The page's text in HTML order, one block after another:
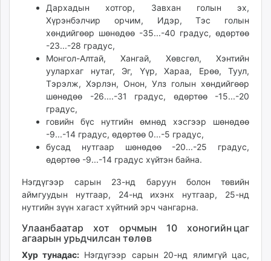
Дархадын хотгор, Завхан голын эх,
Хүрэнбэлчир орчим, Идэр, Тэс голын
хөндийгөөр шөнөдөө -35...-40 градус, өдөртөө
-23...-28 градус,
Монгол-Алтай, Хангай, Хөвсгөл, Хэнтийн
уулархаг нутаг, Эг, Үүр, Хараа, Ерөө, Туул,
Тэрэлж, Хэрлэн, Онон, Улз голын хөндийгөөр
шөнөдөө -26....-31 градус, өдөртөө -15...-20
градус,
говийн бүс нутгийн өмнөд хэсгээр шөнөдөө
-9...-14 градус, өдөртөө 0...-5 градус,
бусад нутгаар шөнөдөө -20...-25 градус,
өдөртөө -9...-14 градус хүйтэн байна.
Нэгдүгээр сарын 23-нд баруун болон төвийн
аймгуудын нутгаар, 24-нд ихэнх нутгаар, 25-нд
нутгийн зүүн хагаст хүйтний эрч чангарна.
Улаанбаатар хот орчмын 10 хоногийн цаг
агаарын урьдчилсан төлөв
Хур тунадас: Нэгдүгээр сарын 20-нд ялимгүй цас,